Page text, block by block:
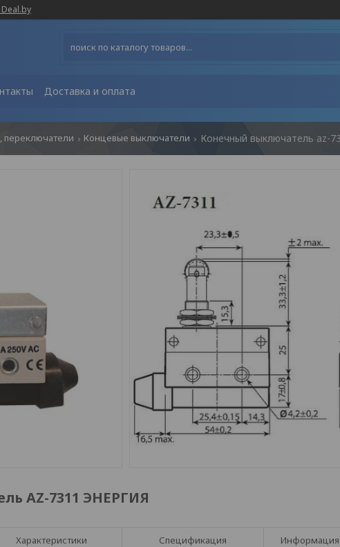
Доставка и оплата
переключатели Концевые выключатели Конечный выключатель аz-
АZ-7311 ЭНЕРГИЯ
Характеристики Спецификация Информация